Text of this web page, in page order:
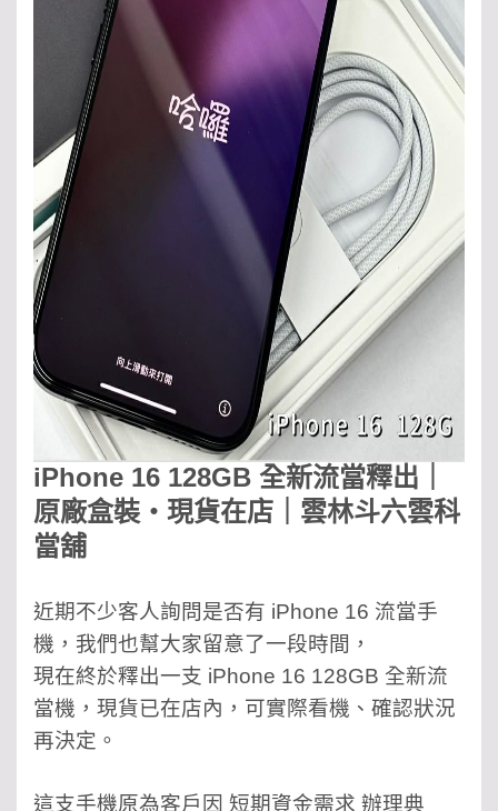
iPhone 16 128GB 全新流當釋出｜
原廠盒裝・現貨在店｜雲林斗六雲科
當舖
近期不少客人詢問是否有 iPhone 16 流當手
機，我們也幫大家留意了一段時間，
現在終於釋出一支 iPhone 16 128GB 全新流
當機，現貨已在店內，可實際看機、確認狀況
再決定。
這支手機原為客戶因 短期資金需求 辦理典